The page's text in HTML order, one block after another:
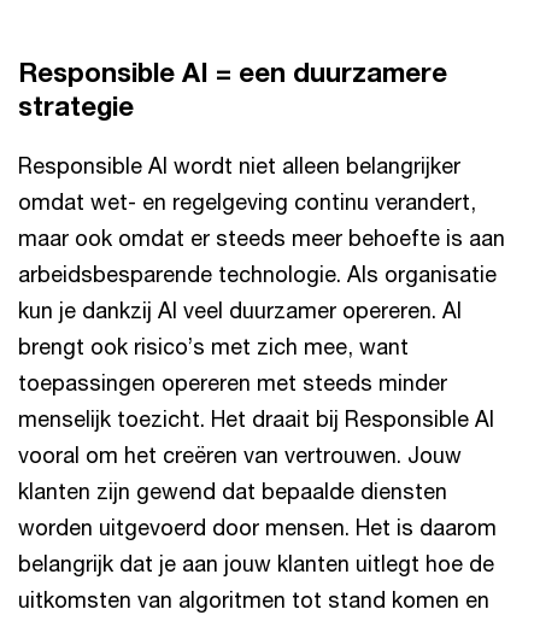
Responsible AI = een duurzamere
strategie
Responsible AI wordt niet alleen belangrijker
omdat wet- en regelgeving continu verandert,
maar ook omdat er steeds meer behoefte is aan
arbeidsbesparende technologie. Als organisatie
kun je dankzij AI veel duurzamer opereren. Al
brengt ook risico’s met zich mee, want
toepassingen opereren met steeds minder
menselijk toezicht. Het draait bij Responsible AI
vooral om het creëren van vertrouwen. Jouw
klanten zijn gewend dat bepaalde diensten
worden uitgevoerd door mensen. Het is daarom
belangrijk dat je aan jouw klanten uitlegt hoe de
uitkomsten van algoritmen tot stand komen en